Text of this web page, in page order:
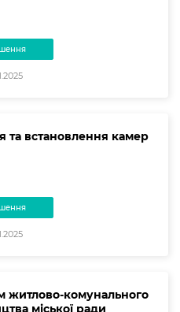
встановлення камер
житлово-комунального
міської ради